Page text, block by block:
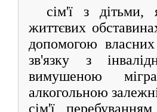
сім'ї з дітьми,
життєвих
допомогою
зв'язку з
вимушеною
алкогольною
сім'ї,